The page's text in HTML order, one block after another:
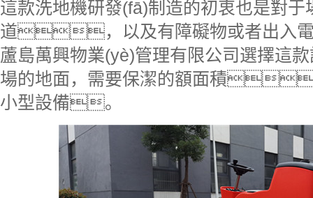
這款洗地機研發(fā)制造的初衷也是對
道，以及有障礙物或者出入
蘆島萬興物業(yè)管理有限公司選擇這
場的地面，需要保潔的額面積
小型設備。